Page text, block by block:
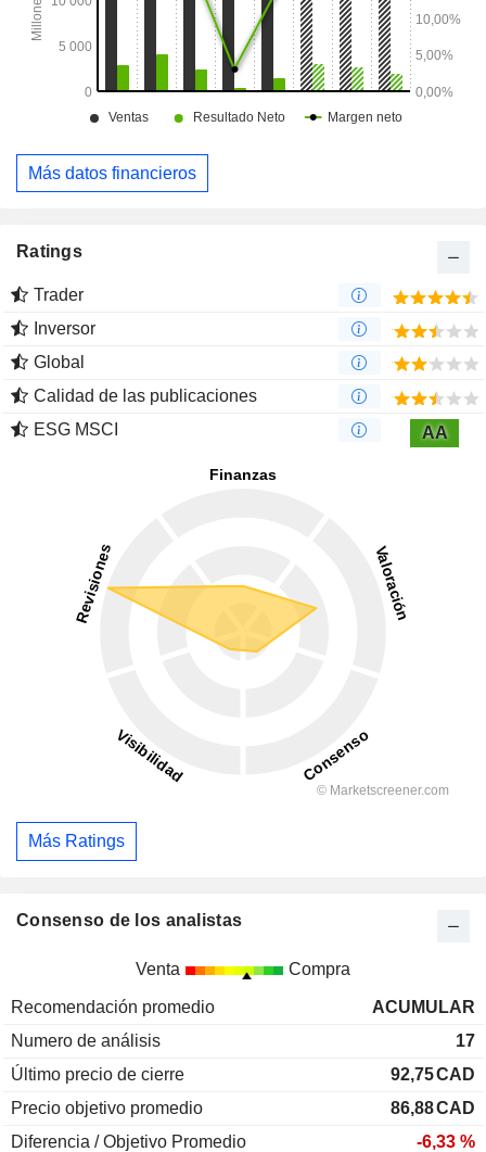
Más datos financieros
Ratings
Trader
Inversor
Global
Calidad de las publicaciones
ESG MSCI
AA
Más Ratings
Consenso de los analistas
Venta Compra
Recomendación promedio
ACUMULAR
Numero de análisis
17
Último precio de cierre
92,75CAD
Precio objetivo promedio
86,88CAD
Diferencia / Objetivo Promedio
-6,33 %